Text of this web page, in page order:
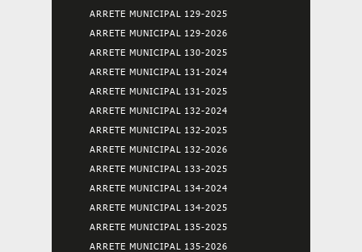
ARRETE MUNICIPAL 129-2025
ARRETE MUNICIPAL 129-2026
ARRETE MUNICIPAL 130-2025
ARRETE MUNICIPAL 131-2024
ARRETE MUNICIPAL 131-2025
ARRETE MUNICIPAL 132-2024
ARRETE MUNICIPAL 132-2025
ARRETE MUNICIPAL 132-2026
ARRETE MUNICIPAL 133-2025
ARRETE MUNICIPAL 134-2024
ARRETE MUNICIPAL 134-2025
ARRETE MUNICIPAL 135-2025
ARRETE MUNICIPAL 135-2026